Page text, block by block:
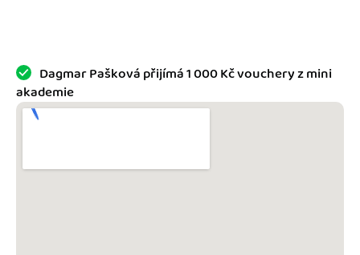
Dagmar Pašková přijímá 1 000 Kč vouchery z mini
akademie